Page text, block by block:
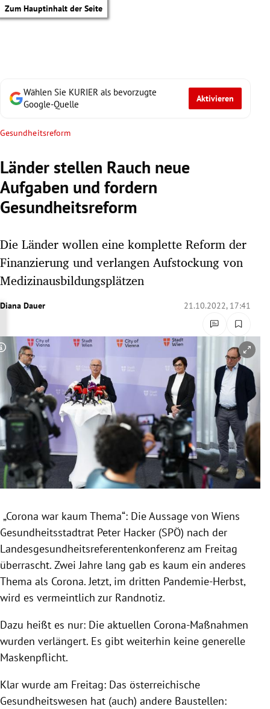
Zum Hauptinhalt der Seite
Untermenü
Untermenü
Untermenü
Untermenü
Untermenü
Untermenü
Untermenü
Untermenü
Untermenü
Wählen Sie KURIER als bevorzugte
Google-Quelle
Aktivieren
Gesundheitsreform
Länder stellen Rauch neue
Aufgaben und fordern
Gesundheitsreform
Die Länder wollen eine komplette Reform der
Finanzierung und verlangen Aufstockung von
Medizinausbildungsplätzen
Diana Dauer 21.10.2022, 17:41
Copyright-Hinweis öffnen/schließen
„Corona war kaum Thema“: Die Aussage von Wiens
Gesundheitsstadtrat Peter Hacker (SPÖ) nach der
Landesgesundheitsreferentenkonferenz am Freitag
überrascht. Zwei Jahre lang gab es kaum ein anderes
Thema als Corona. Jetzt, im dritten Pandemie-Herbst,
wird es vermeintlich zur Randnotiz.
Dazu heißt es nur: Die aktuellen Corona-Maßnahmen
wurden verlängert. Es gibt weiterhin keine generelle
Maskenpflicht.
Klar wurde am Freitag: Das österreichische
Gesundheitswesen hat (auch) andere Baustellen: